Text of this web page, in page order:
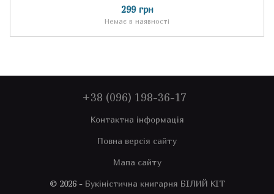
299 грн
Немає в наявності
+38 (096) 198-36-17
Контактна інформація
Повна версія сайту
Мапа сайту
© 2026 - Букіністична книгарня БІЛИЙ КІТ